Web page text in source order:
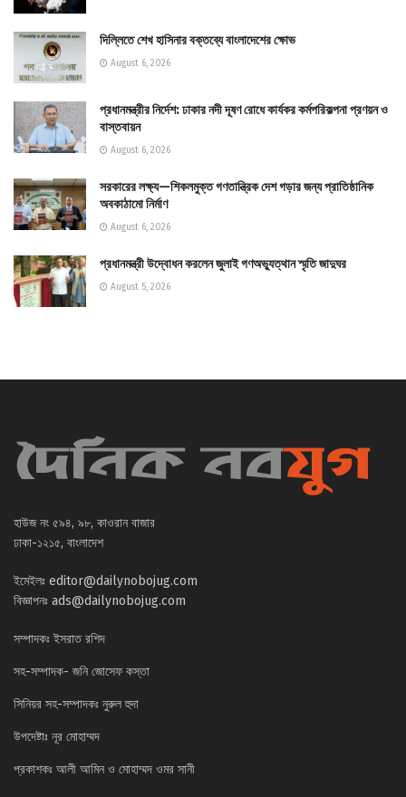
দিল্লিতে শেখ হাসিনার বক্তব্যে বাংলাদেশের ক্ষোভ
August 6, 2026
প্রধানমন্ত্রীর নির্দেশ: ঢাকার নদী দূষণ রোধে কার্যকর কর্মপরিকল্পনা প্রণয়ন ও
বাস্তবায়ন
August 6, 2026
সরকারের লক্ষ্য—শিকলমুক্ত গণতান্ত্রিক দেশ গড়ার জন্য প্রাতিষ্ঠানিক
অবকাঠামো নির্মাণ
August 6, 2026
প্রধানমন্ত্রী উদ্বোধন করলেন জুলাই গণঅভ্যুত্থান স্মৃতি জাদুঘর
August 5, 2026
হাউজ নং ৫৯৪, ৯৮, কাওরান বাজার
ঢাকা-১২১৫, বাংলাদেশ
ইমেইলঃ editor@dailynobojug.com
বিজ্ঞাপনঃ ads@dailynobojug.com
সম্পাদকঃ ইসরাত রশিদ
সহ-সম্পাদক- জনি জোসেফ কস্তা
সিনিয়র সহ-সম্পাদকঃ নুরুল হুদা
উপদেষ্টাঃ নূর মোহাম্মদ
প্রকাশকঃ আলী আমিন ও মোহাম্মদ ওমর সানী